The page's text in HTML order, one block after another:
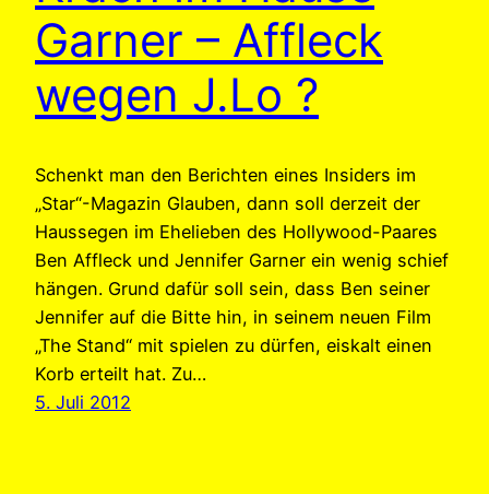
Garner – Affleck
wegen J.Lo ?
Schenkt man den Berichten eines Insiders im
„Star“-Magazin Glauben, dann soll derzeit der
Haussegen im Ehelieben des Hollywood-Paares
Ben Affleck und Jennifer Garner ein wenig schief
hängen. Grund dafür soll sein, dass Ben seiner
Jennifer auf die Bitte hin, in seinem neuen Film
„The Stand“ mit spielen zu dürfen, eiskalt einen
Korb erteilt hat. Zu…
5. Juli 2012